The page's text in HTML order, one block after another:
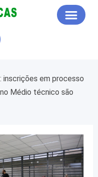
inscrições em processo
Médio técnico são